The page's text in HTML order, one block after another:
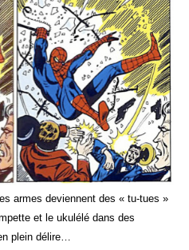
armes deviennent des « tu-tues »
et le ukulélé dans des
plein délire…